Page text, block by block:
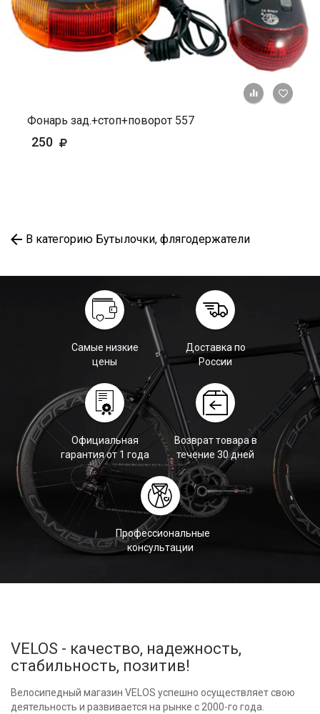
+ К
Фонарь зад.+стоп+поворот 557
250
В категорию Бутылочки, флягодержатели
Самые низкие
цены
Доставка по
России
Официальная
гарантия от 1 года
Возврат товара в
течение 30 дней
Профессиональные
консультации
VELOS - качество, надежность,
стабильность, позитив!
Велосипедный магазин VELOS успешно осуществляет свою
деятельность и развивается на рынке с 2000-го года.